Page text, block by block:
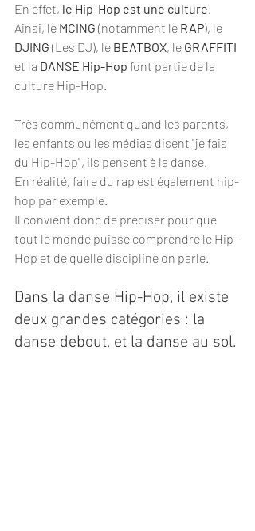
En effet, le Hip-Hop est une culture.
Ainsi, le MCING (notamment le RAP), le
DJING (Les DJ), le BEATBOX, le GRAFFITI
et la DANSE Hip-Hop font partie de la
culture Hip-Hop.
Très communément quand les parents,
les enfants ou les médias disent "je fais
du Hip-Hop", ils pensent à la danse.
En réalité, faire du rap est également hip-
hop par exemple.
Il convient donc de préciser pour que
tout le monde puisse comprendre le Hip-
Hop et de quelle discipline on parle.
Dans la danse Hip-Hop, il existe
deux grandes catégories : la
danse debout, et la danse au sol.